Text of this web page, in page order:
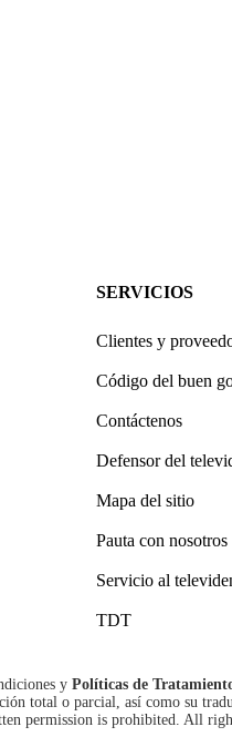
SERVICIOS
Clientes y
Código del buen
Contáctenos
Defensor del
Mapa del sitio
Pauta con nosotros
Servicio al
TDT
y Políticas de
total o parcial, así como su
permission is prohibited. All